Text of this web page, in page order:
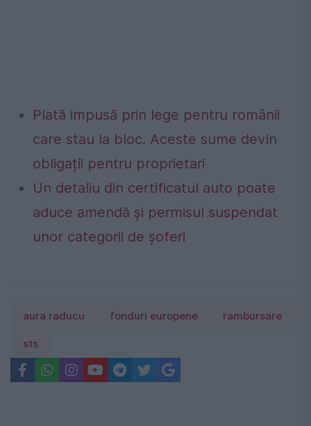
Plată impusă prin lege pentru românii
care stau la bloc. Aceste sume devin
obligații pentru proprietari
Un detaliu din certificatul auto poate
aduce amendă și permisul suspendat
unor categorii de șoferi
aura raducu fonduri europene rambursare
sts